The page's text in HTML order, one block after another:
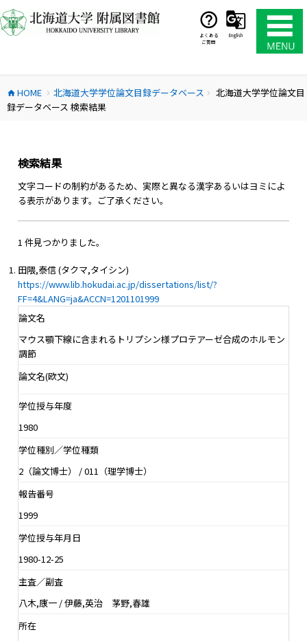
ン
テ
ス
キ
よくある
ご質問
English
home HOME chevron_right 北海道大学学位論文目録データベース chevron_right
北海道大学学位論文目
録データベース 検索結果
検索結果
文字コードの制約があるため、実際と異なる漢字あるいはヨミによ
る表示があります。ご了承ください。
1 件見つかりました。
田隈,泰信 (タクマ,タイシン)
https://www.lib.hokudai.ac.jp/dissertations/list/?
FF=4&LANG=ja&ACCN=1201101999
論文名
マウス顎下線に含まれるトリプシン様プロテアーゼ合成のホルモン
調節
論文名(欧文)
学位授与年度
1980
学位種別／学位種類
2（論文博士） / 011（理学博士）
報告番号
1999
学位授与年月日
1980-12-25
主査／副査
八木,康一 / 伊藤,英治 茅野,春雄
所在